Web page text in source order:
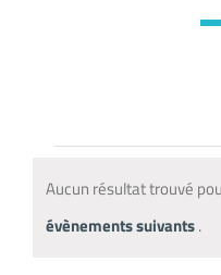
Notice
Aucun résultat trouvé
évènements suivants.